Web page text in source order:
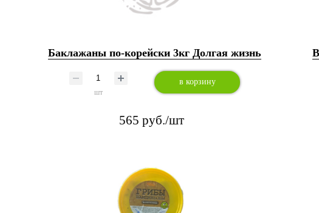
Баклажаны по-корейски 3кг Долгая жизнь
шт
в корзину
565 руб./шт